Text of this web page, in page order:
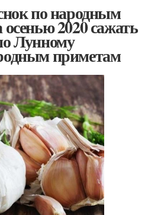
по народным
2020 сажать
Лунному
приметам